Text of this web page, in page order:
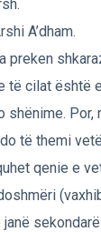
A’dham.
preken
të cilat është
shënime. Por,
të themi
qenie e